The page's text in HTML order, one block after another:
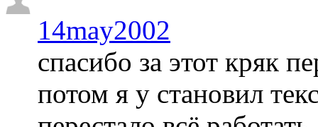
14may2002
спасибо за этот кряк
потом я у становил